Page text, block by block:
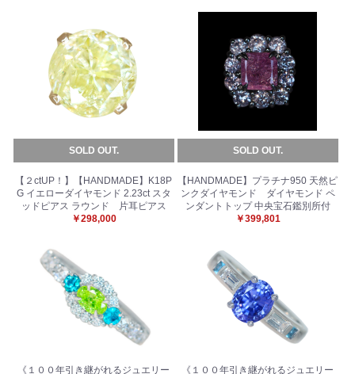
SOLD OUT.
【２ctUP！】【HANDMADE】K18P
G イエローダイヤモンド 2.23ct スタ
ッドピアス ラウンド 片耳ピアス
￥298,000
SOLD OUT.
【HANDMADE】プラチナ950 天然ピ
ンクダイヤモンド ダイヤモンド ペ
ンダントトップ 中央宝石鑑別所付
￥399,801
《１００年引き継がれるジュエリー 《１００年引き継がれるジュエリー